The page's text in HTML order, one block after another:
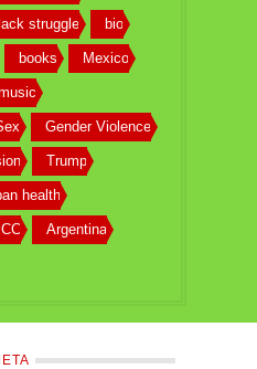
struggle bio
books Mexico
Gender Violence
Trump
health
Argentina